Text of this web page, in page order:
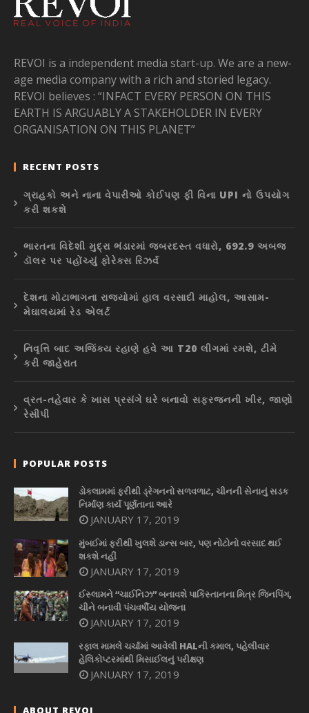
REVOI is a independent media start-up. We are a new-
age media company with a rich and storied legacy.
REVOI believes : “INFACT EVERY PERSON ON THIS
EARTH IS ARGUABLY A STAKEHOLDER IN EVERY
ORGANISATION ON THIS PLANET”
RECENT POSTS
ગ્રાહકો અને નાના વેપારીઓ કોઈપણ ફી વિના UPI નો ઉપયોગ
કરી શકશે
ભારતના વિદેશી મુદ્રા ભંડારમાં જબરદસ્ત વધારો, 692.9 અબજ
ડૉલર પર પહોંચ્યું ફોરેક્સ રિઝર્વ
દેશના મોટાભાગના રાજ્યોમાં હાલ વરસાદી માહોલ, આસામ-
મેઘાલયમાં રેડ એલર્ટ
નિવૃત્તિ બાદ અજિંક્ય રહાણે હવે આ T20 લીગમાં રમશે, ટીમે
કરી જાહેરાત
વ્રત-તહેવાર કે ખાસ પ્રસંગે ઘરે બનાવો સફરજનની ખીર, જાણો
રેસીપી
POPULAR POSTS
ડોકલામમાં ફરીથી ડ્રેગનનો સળવળાટ, ચીનની સેનાનું સડક
નિર્માણ કાર્ય પૂર્ણતાના આરે
JANUARY 17, 2019
મુંબઈમાં ફરીથી ખુલશે ડાન્સ બાર, પણ નોટોનો વરસાદ થઈ
શકશે નહીં
JANUARY 17, 2019
ઈસ્લામને “ચાઈનિઝ” બનાવશે પાકિસ્તાનના મિત્ર જિનપિંગ,
ચીને બનાવી પંચવર્ષીય યોજના
JANUARY 17, 2019
રફાલ મામલે ચર્ચામાં આવેલી HALની કમાલ, પહેલીવાર
હેલિકોપ્ટરમાંથી મિસાઈલનું પરીક્ષણ
JANUARY 17, 2019
ABOUT REVOI